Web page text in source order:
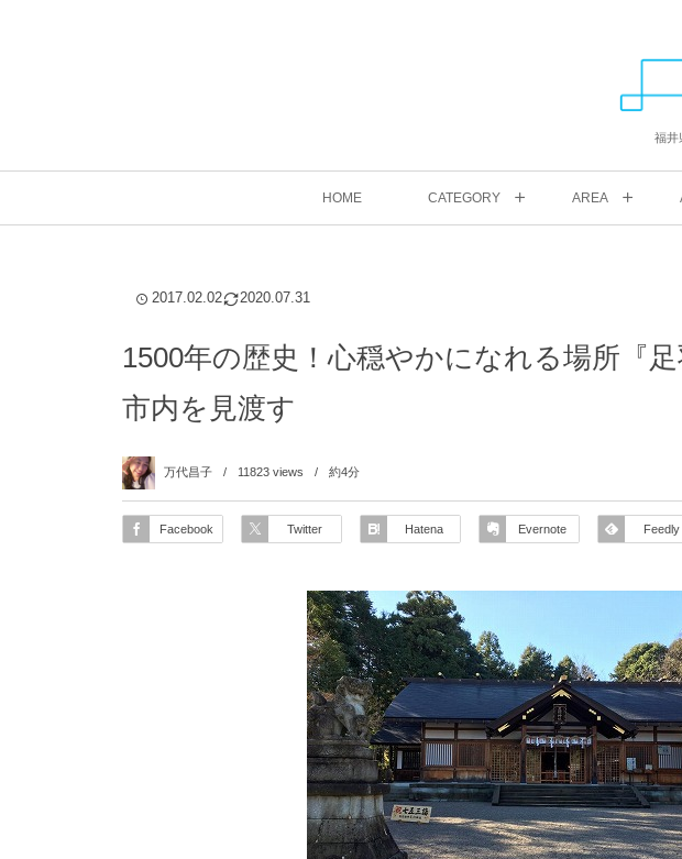
福井
HOME CATEGORY AREA
2017.02.02 2020.07.31
1500年の歴史！心穏やかになれる場所『
市内を見渡す
万代昌子 11823 views 約4分
Facebook Twitter Hatena Evernote Feedly